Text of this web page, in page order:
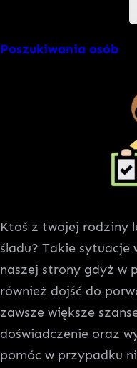
Poszukiwania osób
Ktoś z twojej rodziny
śladu? Takie
naszej strony gdyż w
również dojść do
zawsze większe
doświadczenie oraz
pomóc w przypadku